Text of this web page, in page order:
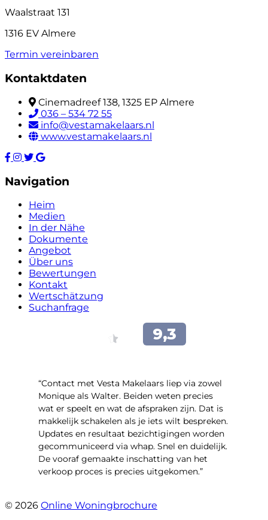
Waalstraat 131
1316 EV Almere
Termin vereinbaren
Kontaktdaten
Cinemadreef 138, 1325 EP Almere
036 – 534 72 55
info@vestamakelaars.nl
www.vestamakelaars.nl
Navigation
Heim
Medien
In der Nähe
Dokumente
Angebot
Über uns
Bewertungen
Kontakt
Wertschätzung
Suchanfrage
“Contact met Vesta Makelaars liep via zowel
Monique als Walter. Beiden weten precies
wat er speelt en wat de afspraken zijn. Dat is
makkelijk schakelen als je iets wilt bespreken.
Updates en resultaat bezichtigingen worden
gecommuniceerd via whap. Snel en duidelijk.
De vooraf gemaakte inschatting van het
verkoop proces is precies uitgekomen.”
© 2026 Online Woningbrochure